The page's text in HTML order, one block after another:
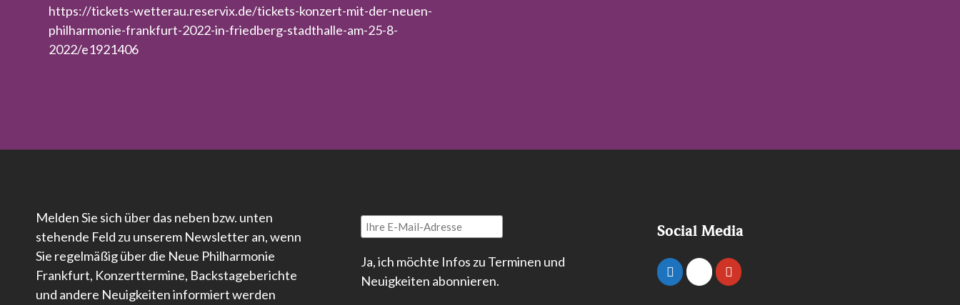
https://tickets-wetterau.reservix.de/tickets-konzert-mit-der-neuen-
philharmonie-frankfurt-2022-in-friedberg-stadthalle-am-25-8-
2022/e1921406
Melden Sie sich über das neben bzw. unten
stehende Feld zu unserem Newsletter an, wenn
Sie regelmäßig über die Neue Philharmonie
Frankfurt, Konzerttermine, Backstageberichte
und andere Neuigkeiten informiert werden
Ja, ich möchte Infos zu Terminen und
Neuigkeiten abonnieren.
Social Media